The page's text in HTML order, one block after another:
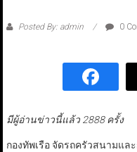
Posted By: admin 0
มีผู้อ่านข่าวนี้แล้ว 2888 ครั้ง
กองทัพเรือ จัดรถครัวสนามแ